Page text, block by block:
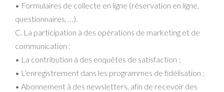
• Formulaires de collecte en ligne (réservation en ligne,
questionnaires, …).
C. La participation à des opérations de marketing et de
communication :
• La contribution à des enquêtes de satisfaction ;
• L’enregistrement dans les programmes de fidélisation ;
• Abonnement à des newsletters, afin de recevoir des